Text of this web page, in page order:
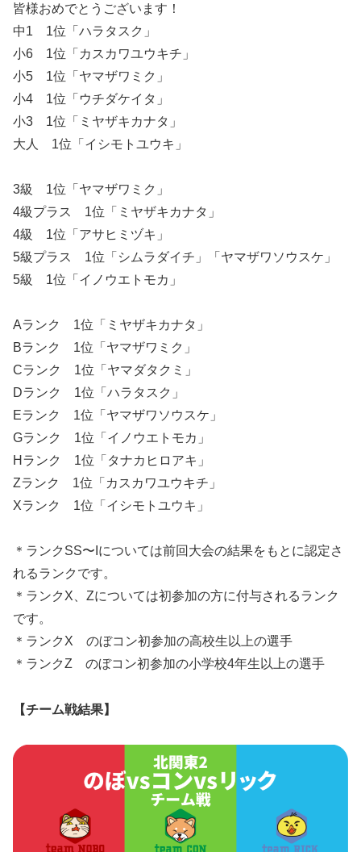
皆様おめでとうございます！
中1 1位「ハラタスク」
小6 1位「カスカワユウキチ」
小5 1位「ヤマザワミク」
小4 1位「ウチダケイタ」
小3 1位「ミヤザキカナタ」
大人 1位「イシモトユウキ」
3級 1位「ヤマザワミク」
4級プラス 1位「ミヤザキカナタ」
4級 1位「アサヒミヅキ」
5級プラス 1位「シムラダイチ」「ヤマザワソウスケ」
5級 1位「イノウエトモカ」
Aランク 1位「ミヤザキカナタ」
Bランク 1位「ヤマザワミク」
Cランク 1位「ヤマダタクミ」
Dランク 1位「ハラタスク」
Eランク 1位「ヤマザワソウスケ」
Gランク 1位「イノウエトモカ」
Hランク 1位「タナカヒロアキ」
Zランク 1位「カスカワユウキチ」
Xランク 1位「イシモトユウキ」
＊ランクSS〜Iについては前回大会の結果をもとに認定さ
れるランクです。
＊ランクX、Zについては初参加の方に付与されるランク
です。
＊ランクX のぼコン初参加の高校生以上の選手
＊ランクZ のぼコン初参加の小学校4年生以上の選手
【チーム戦結果】